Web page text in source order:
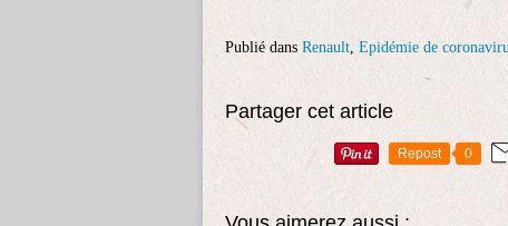
Publié dans Renault, Epidémie de
Partager cet article
Repost 0